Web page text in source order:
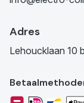
Adres
Lehoucklaan 10